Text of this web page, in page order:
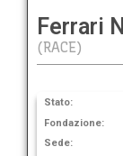
Ferrari
(RACE)
Stato:
Fondazione:
Sede: